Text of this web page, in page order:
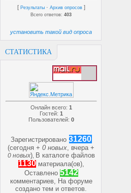
[ Результаты · Архив опросов ]
Всего ответов:403
установить такой вид опроса
СТАТИСТИКА
Онлайн всего: 1
Гостей: 1
Пользователей: 0
Зарегистрировано 31260
(сегодня +0 новых, вчера +
0 новых) В каталоге файлов
1130 материала(ов),
Оставлено 5142
комментариев, На форуме
созданотем иответов.